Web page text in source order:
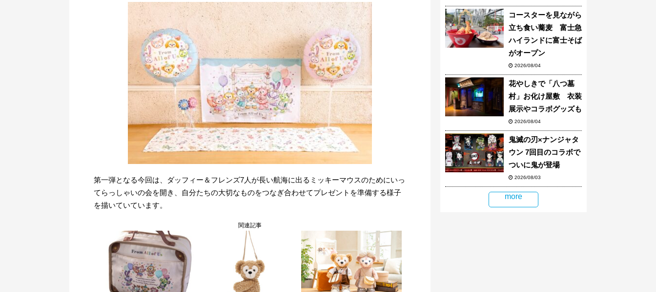
第一弾となる今回は、ダッフィー＆フレンズ7人が長い航海に出るミッキーマウスのためにいっ
てらっしゃいの会を開き、自分たちの大切なものをつなぎ合わせてプレゼントを準備する様子
を描いていています。
関連記事
コースターを見ながら
立ち食い蕎麦 富士急
ハイランドに富士そば
がオープン
2026/08/04
花やしきで「八つ墓
村」お化け屋敷 衣装
展示やコラボグッズも
2026/08/04
鬼滅の刃×ナンジャタ
ウン 7回目のコラボで
ついに鬼が登場
2026/08/03
more